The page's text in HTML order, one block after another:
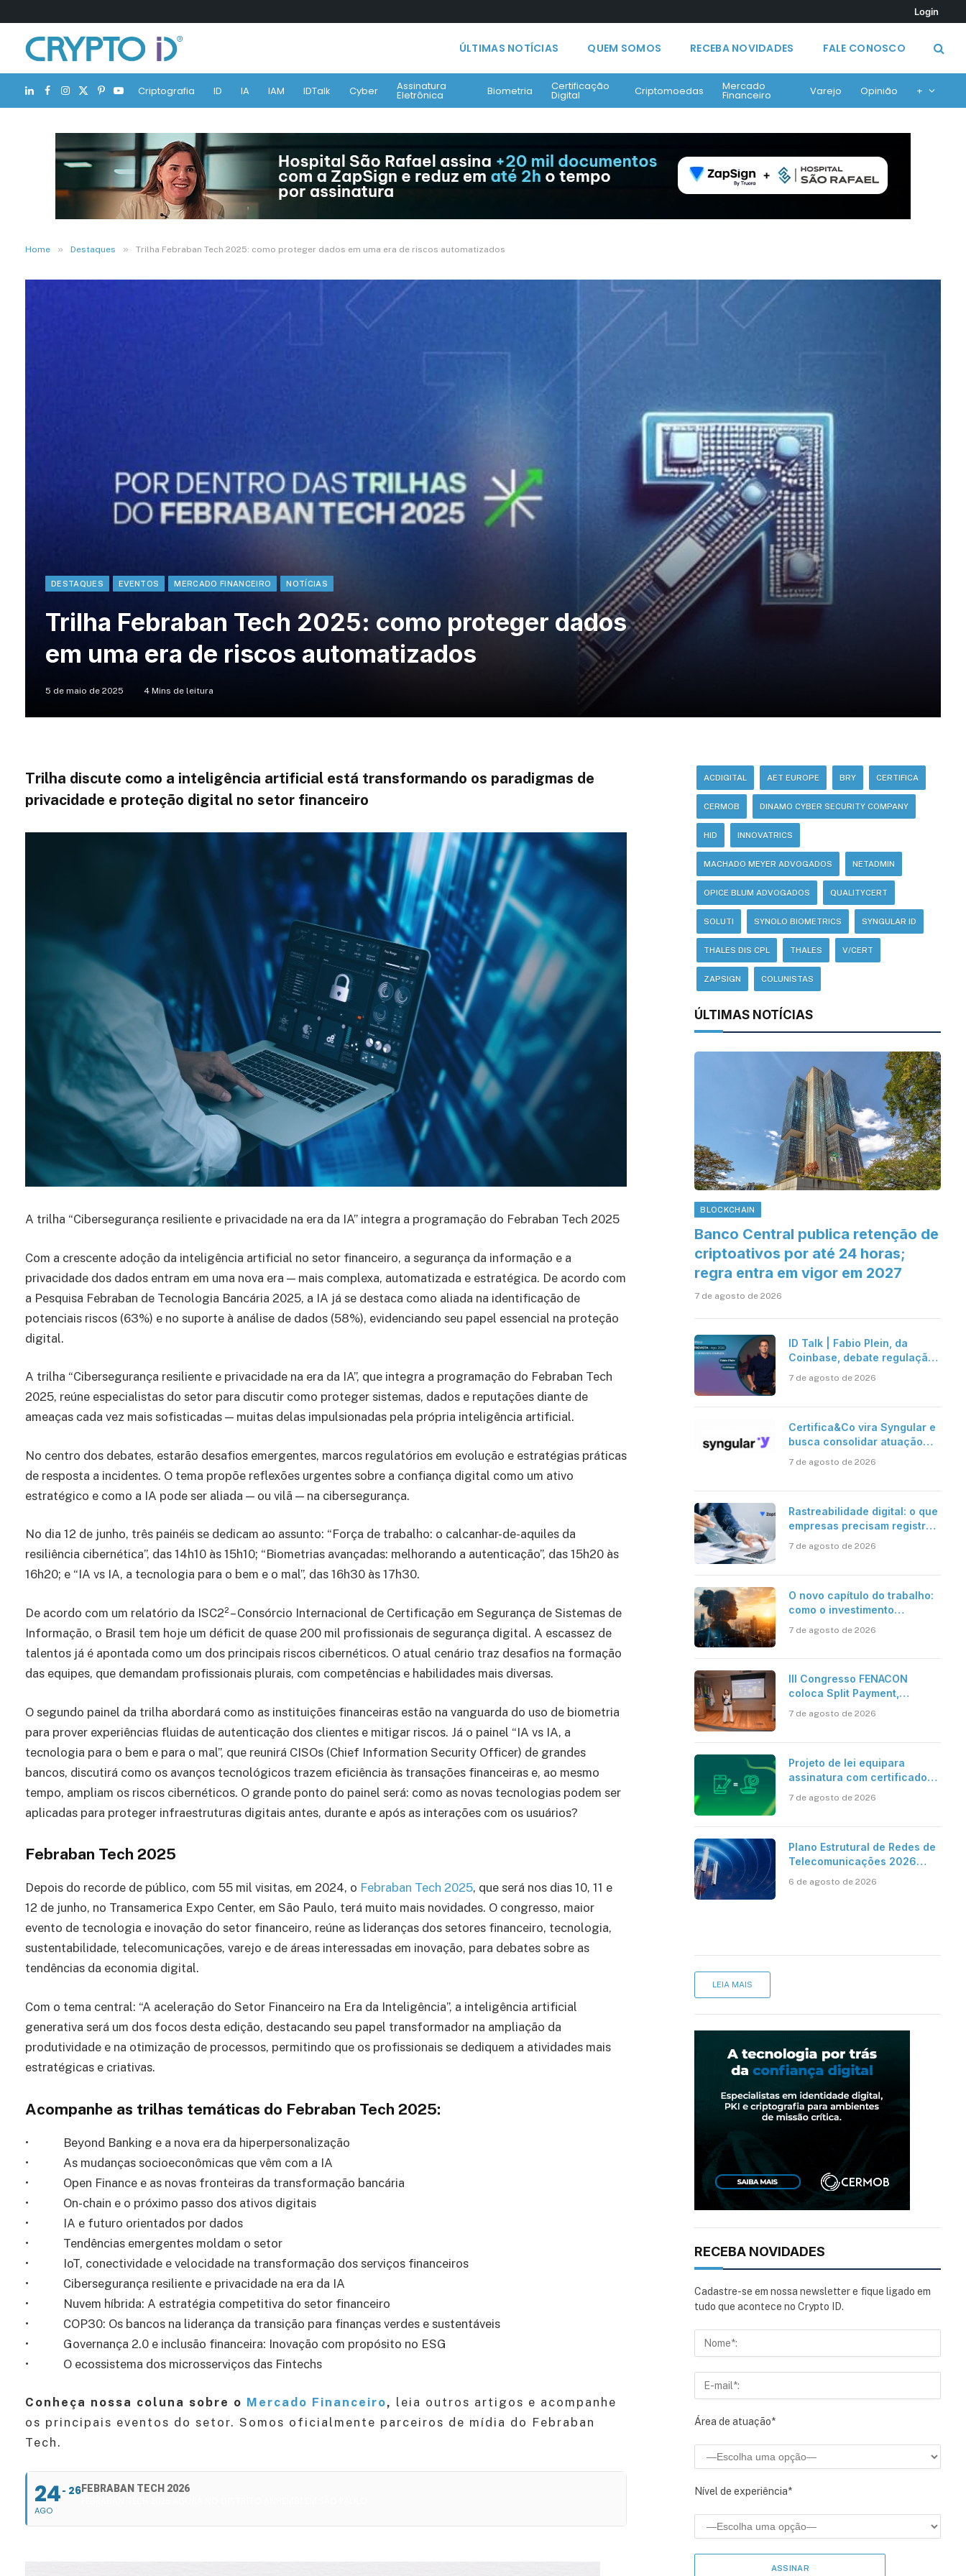
Login
ÚLTIMAS NOTÍCIAS QUEM SOMOS RECEBA NOVIDADES FALE CONOSCO
LinkedIn
Facebook
Instagram
X
(Twitter)
Pinterest
YouTubeCriptografia ID IA IAM IDTalk Cyber Assinatura
Eletrônica Biometria Certificação
Digital Criptomoedas Mercado
Financeiro Varejo Opinião +
Home » Destaques » Trilha Febraban Tech 2025: como proteger dados em uma era de riscos automatizados
DESTAQUES EVENTOS MERCADO FINANCEIRO NOTÍCIAS
Trilha Febraban Tech 2025: como proteger dados
em uma era de riscos automatizados
5 de maio de 2025 4 Mins de leitura
Trilha discute como a inteligência artificial está transformando os paradigmas de
privacidade e proteção digital no setor financeiro
A trilha “Cibersegurança resiliente e privacidade na era da IA” integra a programação do Febraban Tech 2025
Com a crescente adoção da inteligência artificial no setor financeiro, a segurança da informação e a
privacidade dos dados entram em uma nova era — mais complexa, automatizada e estratégica. De acordo com
a Pesquisa Febraban de Tecnologia Bancária 2025, a IA já se destaca como aliada na identificação de
potenciais riscos (63%) e no suporte à análise de dados (58%), evidenciando seu papel essencial na proteção
digital.
A trilha “Cibersegurança resiliente e privacidade na era da IA”, que integra a programação do Febraban Tech
2025, reúne especialistas do setor para discutir como proteger sistemas, dados e reputações diante de
ameaças cada vez mais sofisticadas — muitas delas impulsionadas pela própria inteligência artificial.
No centro dos debates, estarão desafios emergentes, marcos regulatórios em evolução e estratégias práticas
de resposta a incidentes. O tema propõe reflexões urgentes sobre a confiança digital como um ativo
estratégico e como a IA pode ser aliada — ou vilã — na cibersegurança.
No dia 12 de junho, três painéis se dedicam ao assunto: “Força de trabalho: o calcanhar-de-aquiles da
resiliência cibernética”, das 14h10 às 15h10; “Biometrias avançadas: melhorando a autenticação”, das 15h20 às
16h20; e “IA vs IA, a tecnologia para o bem e o mal”, das 16h30 às 17h30.
De acordo com um relatório da ISC2² – Consórcio Internacional de Certificação em Segurança de Sistemas de
Informação, o Brasil tem hoje um déficit de quase 200 mil profissionais de segurança digital. A escassez de
talentos já é apontada como um dos principais riscos cibernéticos. O atual cenário traz desafios na formação
das equipes, que demandam profissionais plurais, com competências e habilidades mais diversas.
O segundo painel da trilha abordará como as instituições financeiras estão na vanguarda do uso de biometria
para prover experiências fluidas de autenticação dos clientes e mitigar riscos. Já o painel “IA vs IA, a
tecnologia para o bem e para o mal”, que reunirá CISOs (Chief Information Security Officer) de grandes
bancos, discutirá como os avanços tecnológicos trazem eficiência às transações financeiras e, ao mesmo
tempo, ampliam os riscos cibernéticos. O grande ponto do painel será: como as novas tecnologias podem ser
aplicadas para proteger infraestruturas digitais antes, durante e após as interações com os usuários?
Febraban Tech 2025
Depois do recorde de público, com 55 mil visitas, em 2024, o Febraban Tech 2025, que será nos dias 10, 11 e
12 de junho, no Transamerica Expo Center, em São Paulo, terá muito mais novidades. O congresso, maior
evento de tecnologia e inovação do setor financeiro, reúne as lideranças dos setores financeiro, tecnologia,
sustentabilidade, telecomunicações, varejo e de áreas interessadas em inovação, para debates sobre as
tendências da economia digital.
Com o tema central: “A aceleração do Setor Financeiro na Era da Inteligência”, a inteligência artificial
generativa será um dos focos desta edição, destacando seu papel transformador na ampliação da
produtividade e na otimização de processos, permitindo que os profissionais se dediquem a atividades mais
estratégicas e criativas.
Acompanhe as trilhas temáticas do Febraban Tech 2025:
• Beyond Banking e a nova era da hiperpersonalização
• As mudanças socioeconômicas que vêm com a IA
• Open Finance e as novas fronteiras da transformação bancária
• On-chain e o próximo passo dos ativos digitais
• IA e futuro orientados por dados
• Tendências emergentes moldam o setor
• IoT, conectividade e velocidade na transformação dos serviços financeiros
• Cibersegurança resiliente e privacidade na era da IA
• Nuvem híbrida: A estratégia competitiva do setor financeiro
• COP30: Os bancos na liderança da transição para finanças verdes e sustentáveis
• Governança 2.0 e inclusão financeira: Inovação com propósito no ESG
• O ecossistema dos microsserviços das Fintechs
Conheça nossa coluna sobre o Mercado Financeiro, leia outros artigos e acompanhe
os principais eventos do setor. Somos oficialmente parceiros de mídia do Febraban
Tech.
24
AGO
26FEBRABAN TECH 2026
ACDIGITAL AET EUROPE BRY CERTIFICA
CERMOB DINAMO CYBER SECURITY COMPANY
HID INNOVATRICS
MACHADO MEYER ADVOGADOS NETADMIN
OPICE BLUM ADVOGADOS QUALITYCERT
SOLUTI SYNOLO BIOMETRICS SYNGULAR ID
THALES DIS CPL THALES V/CERT
ZAPSIGN COLUNISTAS
ÚLTIMAS NOTÍCIAS
BLOCKCHAIN
Banco Central publica retenção de
criptoativos por até 24 horas;
regra entra em vigor em 2027
7 de agosto de 2026
ID Talk | Fabio Plein, da
Coinbase, debate regulação,
7 de agosto de 2026
Certifica&Co vira Syngular e
busca consolidar atuação
7 de agosto de 2026
Rastreabilidade digital: o que
empresas precisam registrar
7 de agosto de 2026
O novo capítulo do trabalho:
como o investimento
científica revela a
7 de agosto de 2026
III Congresso FENACON
coloca Split Payment,
centro dos debates
7 de agosto de 2026
Projeto de lei equipara
assinatura com certificado
reconhecimento de firma em
7 de agosto de 2026
Plano Estrutural de Redes de
Telecomunicações 2026
móvel, mas mantém desafio
6 de agosto de 2026
LEIA MAIS
RECEBA NOVIDADES
Cadastre-se em nossa newsletter e fique ligado em
tudo que acontece no Crypto ID.
Área de atuação*
Nível de experiência*